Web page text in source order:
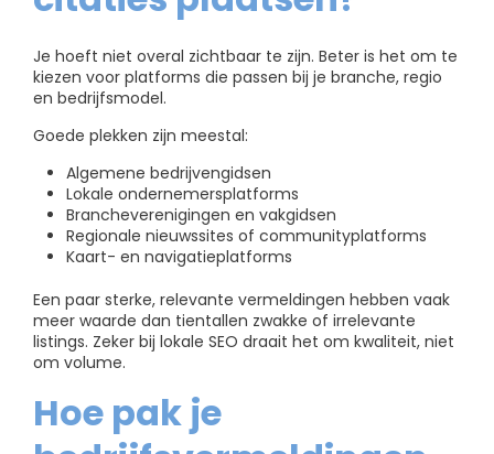
Je hoeft niet overal zichtbaar te zijn. Beter is het om te
kiezen voor platforms die passen bij je branche, regio
en bedrijfsmodel.
Goede plekken zijn meestal:
Algemene bedrijvengidsen
Lokale ondernemersplatforms
Brancheverenigingen en vakgidsen
Regionale nieuwssites of communityplatforms
Kaart- en navigatieplatforms
Een paar sterke, relevante vermeldingen hebben vaak
meer waarde dan tientallen zwakke of irrelevante
listings. Zeker bij lokale SEO draait het om kwaliteit, niet
om volume.
Hoe pak je